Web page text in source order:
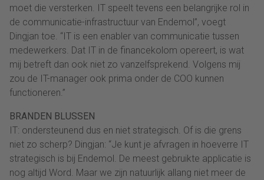
moet die versterken. IT speelt tevens een belangrijke rol in
de communicatie-infrastructuur van Endemol”, voegt
Dingjan toe. “IT is een enabler van communicatie tussen
medewerkers. Dat IT in de financekolom opereert, is wat
mij betreft dan ook niet zo vanzelfsprekend. Volgens mij
zou de IT-manager ook prima onder de COO kunnen
functioneren.”
BRANDEN BLUSSEN
IT: ondersteunend dus en niet strategisch. Of is die grens
niet zo scherp? Dingjan: “Je kunt je afvragen in hoeverre IT
strategisch is bij Endemol. De meest gebruikte applicatie is
nog altijd Word. Maar we zijn natuurlijk allang niet meer de